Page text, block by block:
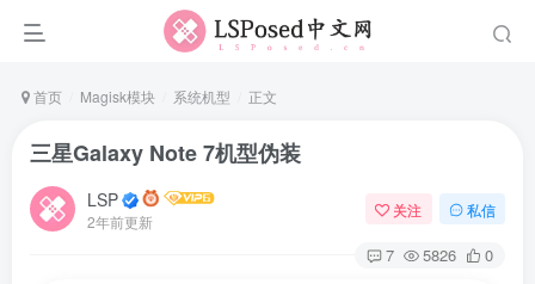
首页 Magisk模块 系统机型 正文
三星Galaxy Note 7机型伪装
LSP
2年前更新
关注 私信
7 5826 0